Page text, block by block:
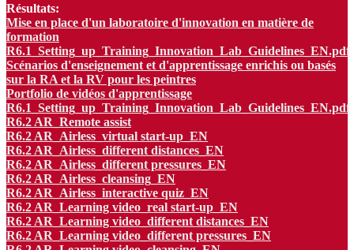
Résultats:
Mise en place d'un laboratoire d'innovation en matière de
formation
R6.1_Setting_up_Training_Innovation_Lab_Guidelines_EN.pdf
Scénarios d'enseignement et d'apprentissage enrichis ou basés
sur la RA et la RV pour les peintres
Portfolio de vidéos d'apprentissage
R6.1_Setting_up_Training_Innovation_Lab_Guidelines_EN.pdf
R6.2 AR_Remote assist
R6.2 AR_Airless_virtual start-up_EN
R6.2 AR_Airless_different distances_EN
R6.2 AR_Airless_different pressures_EN
R6.2 AR_Airless_cleansing_EN
R6.2 AR_Airless_interactive quiz_EN
R6.2 AR_Learning video_real start-up_EN
R6.2 AR_Learning video_different distances_EN
R6.2 AR_Learning video_different pressures_EN